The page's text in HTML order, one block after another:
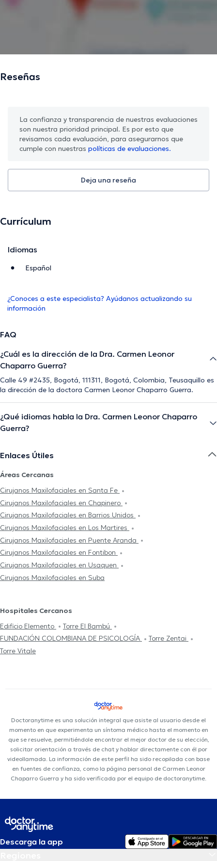
Reseñas
La confianza y transparencia de nuestras evaluaciones
son nuestra prioridad principal. Es por esto que
revisamos cada evaluación, para asegurarnos que
cumple con nuestras políticas de evaluaciones.
Deja una reseña
Currículum
Idiomas
Español
¿Conoces a este especialista? Ayúdanos actualizando su
información
FAQ
¿Cuál es la dirección de la Dra. Carmen Leonor
Chaparro Guerra?
Calle 49 #2435, Bogotá, 111311, Bogotá, Colombia, Teusaquillo es
la dirección de la doctora Carmen Leonor Chaparro Guerra.
¿Qué idiomas habla la Dra. Carmen Leonor Chaparro
Guerra?
Enlaces Útiles
Áreas Cercanas
Cirujanos Maxilofaciales en Santa Fe
Cirujanos Maxilofaciales en Chapinero
Cirujanos Maxilofaciales en Barrios Unidos
Cirujanos Maxilofaciales en Los Martires
Cirujanos Maxilofaciales en Puente Aranda
Cirujanos Maxilofaciales en Fontibon
Cirujanos Maxilofaciales en Usaquen
Cirujanos Maxilofaciales en Suba
Hospitales Cercanos
Edificio Elemento
Torre El Bambú
FUNDACIÓN COLOMBIANA DE PSICOLOGÍA
Torre Zentai
Torre Vitale
Doctoranytime es una solución integral que asiste al usuario desde el
momento en que experimenta un síntoma médico hasta el momento en
que se resuelve, permitiéndole encontrar el mejor doctor de su elección,
solicitar orientación a través de chat y hablar directamente con él por
videollamada. La información de este perfil ha sido recopilada con base
en fuentes de confianza, como la página personal de Carmen Leonor
Chaparro Guerra y ha sido verificada por el equipo de doctoranytime.
Descarga la app